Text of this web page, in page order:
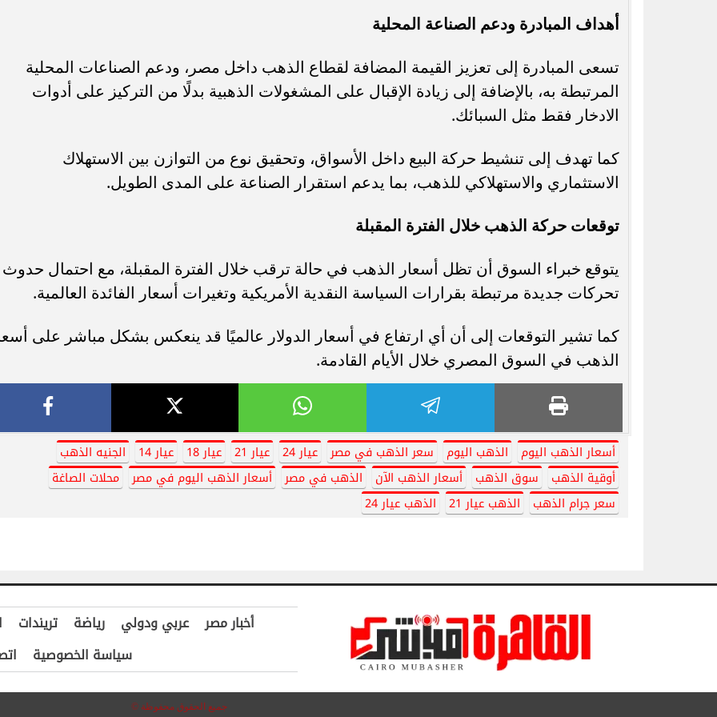
أهداف المبادرة ودعم الصناعة المحلية
تسعى المبادرة إلى تعزيز القيمة المضافة لقطاع الذهب داخل مصر، ودعم الصناعات المحلية
المرتبطة به، بالإضافة إلى زيادة الإقبال على المشغولات الذهبية بدلًا من التركيز على أدوات
الادخار فقط مثل السبائك.
كما تهدف إلى تنشيط حركة البيع داخل الأسواق، وتحقيق نوع من التوازن بين الاستهلاك
الاستثماري والاستهلاكي للذهب، بما يدعم استقرار الصناعة على المدى الطويل.
توقعات حركة الذهب خلال الفترة المقبلة
يتوقع خبراء السوق أن تظل أسعار الذهب في حالة ترقب خلال الفترة المقبلة، مع احتمال حدوث
تحركات جديدة مرتبطة بقرارات السياسة النقدية الأمريكية وتغيرات أسعار الفائدة العالمية.
كما تشير التوقعات إلى أن أي ارتفاع في أسعار الدولار عالميًا قد ينعكس بشكل مباشر على
الذهب في السوق المصري خلال الأيام القادمة.
أسعار الذهب اليوم الذهب اليوم سعر الذهب في مصر عيار 24 عيار 21 عيار 18 عيار 14
الجنيه الذهب
أوقية الذهب
سوق الذهب أسعار الذهب الآن الذهب في مصر أسعار الذهب اليوم في مصر
محلات الصاغة
سعر جرام الذهب
الذهب عيار 21 الذهب عيار 24
أخبار مصر عربي ودولي رياضة تريندات
سياسة الخصوصية
جميع الحقوق محفوظة ©